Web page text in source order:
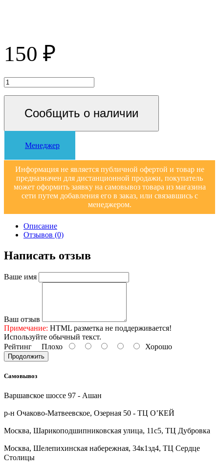
150 ₽
Сообщить о наличии
Менеджер
Информация не является публичной офертой и товар не
предназначен для дистанционной продажи, покупатель
может оформить заявку на самовывоз товара из магазина
сети путем добавления его в заказ, или связавшись с
менеджером.
Описание
Отзывов (0)
Написать отзыв
Ваше имя
Ваш отзыв
Примечание: HTML разметка не поддерживается!
Используйте обычный текст.
Рейтинг Плохо Хорошо
Продолжить
Самовывоз
Варшавское шоссе 97 - Ашан
р-н Очаково-Матвеевское, Озерная 50 - ТЦ О’КЕЙ
Москва, Шарикоподшипниковская улица, 11с5, ТЦ Дубровка
Москва, Шелепихинская набережная, 34к1зд4, ТЦ Сердце
Столицы